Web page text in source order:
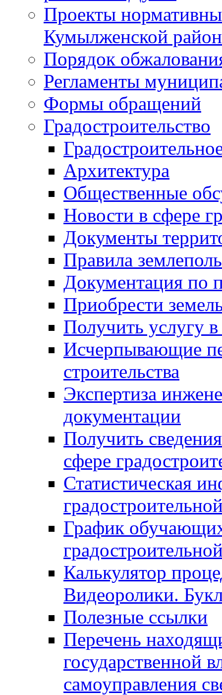
Проекты
Кумылженской
Порядок
Регламенты
Формы обращений
Градостроительство
Архитектура
Общественные
Новости в сфере
Документы
Правила
Документация по
Приобрести
Получить услугу в
Исчерпывающие
строительства
Экспертиза
документации
Получить
сфере
Статистическая
График
Калькулятор
Видеоролики.
Полезные ссылки
Перечень
государственной
самоуправления